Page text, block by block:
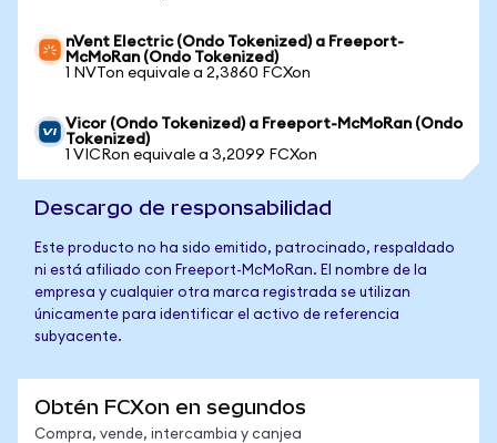
nVent Electric (Ondo Tokenized) a Freeport-
McMoRan (Ondo Tokenized)
1 NVTon equivale a 2,3860 FCXon
Vicor (Ondo Tokenized) a Freeport-McMoRan (Ondo
Tokenized)
1 VICRon equivale a 3,2099 FCXon
Descargo de responsabilidad
Este producto no ha sido emitido, patrocinado, respaldado
ni está afiliado con Freeport-McMoRan. El nombre de la
empresa y cualquier otra marca registrada se utilizan
únicamente para identificar el activo de referencia
subyacente.
Obtén FCXon en segundos
Compra, vende, intercambia y canjea